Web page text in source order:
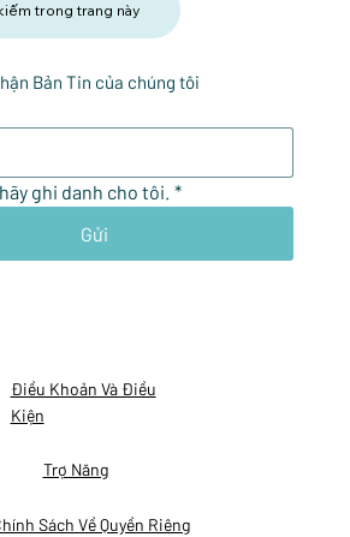
Điều Khoản Và Điều
Kiện
Trợ Năng
Sách Về Quyền Riêng
trong trang này
Bản Tin của chúng tôi
ghi danh cho tôi. *
Gửi